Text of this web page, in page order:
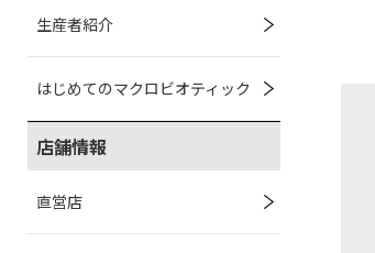
生産者紹介
はじめてのマクロビオティック
店舗情報
直営店